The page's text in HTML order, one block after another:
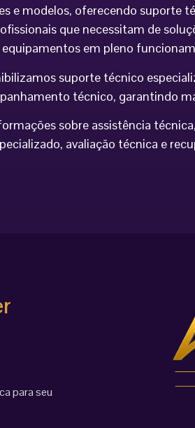
e modelos, oferecendo suporte
que necessitam de
equipamentos em pleno
suporte técnico
técnico, garantindo
sobre assistência
avaliação técnica e
para seu